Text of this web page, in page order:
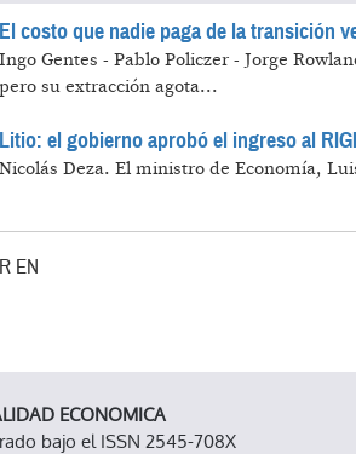
El costo que nadie paga de la transición
Ingo Gentes - Pablo Policzer - Jorge
pero su extracción agota...
Litio: el gobierno aprobó el ingreso al
Nicolás Deza. El ministro de Economía,
EN
ECONOMICA
bajo el ISSN 2545-708X